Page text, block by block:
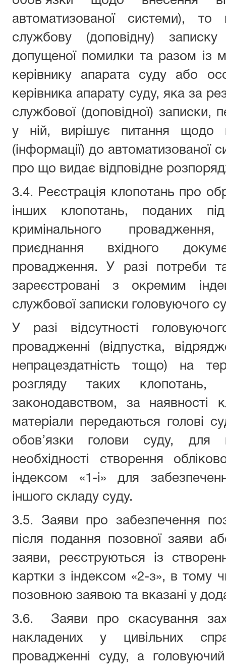
автоматизованої системи), то
службову (доповідну)
допущеної помилки та разом із
керівнику апарата суду або
керівника апарату суду, яка за
службової (доповідної) записки,
у ній, вирішує питання щодо
(інформації) до автоматизованої
про що видає відповідне
3.4. Реєстрація клопотань про
інших клопотань, поданих
кримінального
приєднання вхідного
провадження. У разі потреби
зареєстровані з окремим
службової записки головуючого
У разі відсутності
провадженні (відпустка,
непрацездатність тощо) на
розгляду таких клопотань,
законодавством, за наявності
матеріали передаються голові
обов’язки голови суду, для
необхідності створення
індексом «1-і» для
іншого складу суду.
3.5. Заяви про забезпечення
після подання позовної заяви
заяви, реєструються із
картки з індексом «2-з», в тому
позовною заявою та вказані у
3.6. Заяви про скасування
накладених у цивільних
провадженні суду, а